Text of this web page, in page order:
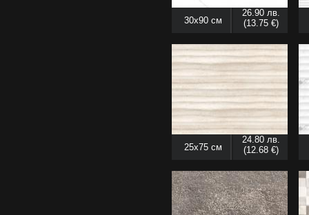
30x90 см
26.90 лв.
(13.75 €)
25x75 см
24.80 лв.
(12.68 €)